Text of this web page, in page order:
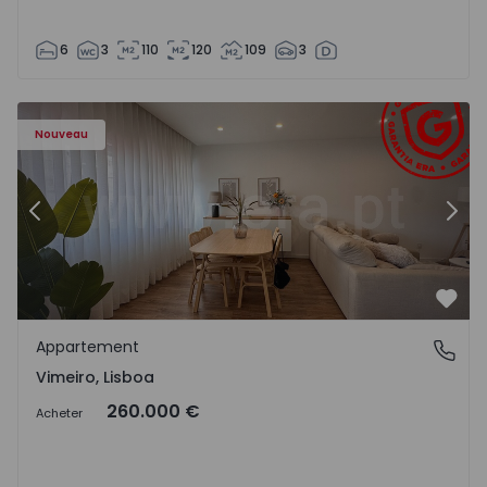
6 3 110 120 109 3
Nouveau
Appartement T1 Lourinhã, Vimeiro - 1575406 - 1
Précédent
Vimeiro, Lisboa
Appartement
Vimeiro, Lisboa
Acheter 260.000 €